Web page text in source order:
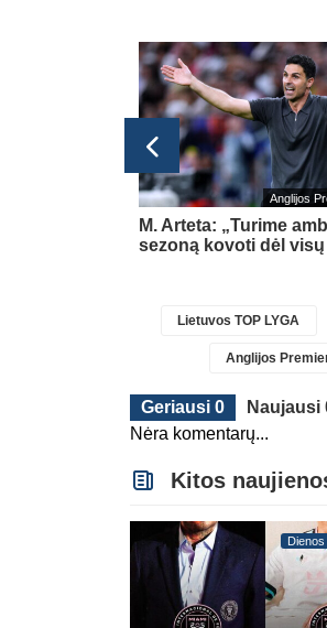
Anglijos
M. Arteta: „Turime
sezoną kovoti dėl
Lietuvos TOP LYGA
Anglijos
Geriausi 0 Naujausi
Nėra komentarų...
Kitos